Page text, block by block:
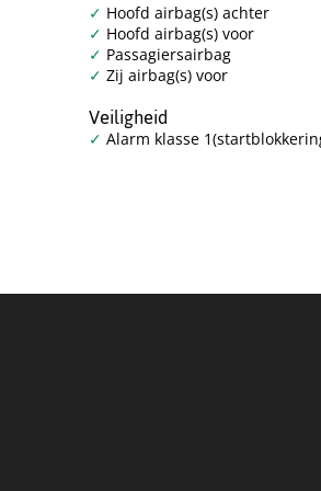
Hoofd airbag(s) achter
Hoofd airbag(s) voor
Passagiersairbag
Zij airbag(s) voor
Veiligheid
Alarm klasse